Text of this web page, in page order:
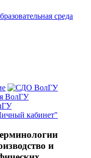
среда
ВолГУ
кабинет"
и